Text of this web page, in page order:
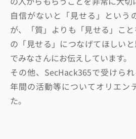
自信がないと「見せる」という
が、「質」よりも「見せる」こ
の「見せる」につなげてほしい
でみなさんにお伝えしています。
その他、SecHack365で受けら
年間の活動等についてオリエン
た。